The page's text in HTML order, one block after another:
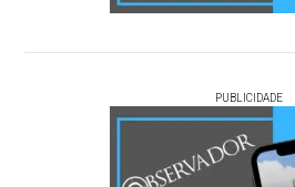
PUBLICIDADE